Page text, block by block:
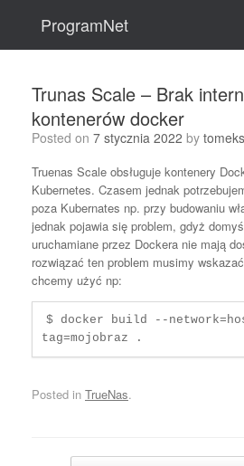
ProgramNet
Trunas Scale – Brak
kontenerów docker
Posted on 7 stycznia 2022 by tomeks
Truenas Scale obsługuje kontenery
Kubernetes. Czasem jednak
poza Kubernates np. przy budowaniu
jednak pojawia się problem, gdyż
uruchamiane przez Dockera nie mają
rozwiązać ten problem musimy
chcemy użyć np:
$ docker build --
tag=mojobraz .
Posted in TrueNas.
Post navigation